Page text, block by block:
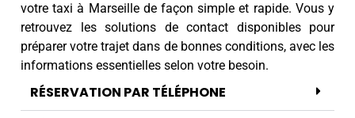
votre taxi à Marseille de façon simple et rapide. Vous y
retrouvez les solutions de contact disponibles pour
préparer votre trajet dans de bonnes conditions, avec les
informations essentielles selon votre besoin.
RÉSERVATION PAR TÉLÉPHONE